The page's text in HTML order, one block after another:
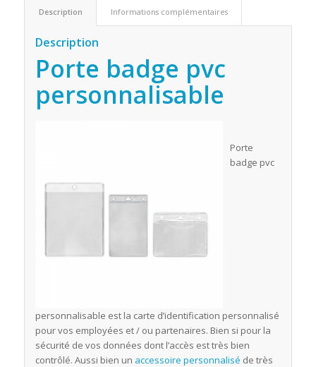
Description Informations complémentaires
Description
Porte badge pvc
personnalisable
Porte
badge pvc
personnalisable est la carte d’identification personnalisé
pour vos employées et / ou partenaires. Bien si pour la
sécurité de vos données dont l’accès est très bien
contrôlé. Aussi bien un accessoire personnalisé de très